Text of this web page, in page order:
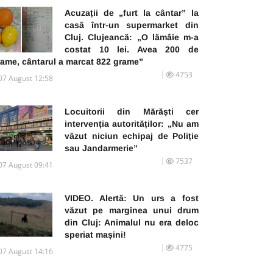
Acuzații de „furt la cântar” la
casă într-un supermarket din
Cluj. Clujeancă: „O lămâie m-a
costat 10 lei. Avea 200 de
cântarul a marcat 822 grame”
August 12:58 4753
Locuitorii din Mărăști cer
intervenția autorităților: „Nu am
văzut niciun echipaj de Poliție
sau Jandarmerie”
August 09:41 7537
VIDEO. Alertă: Un urs a fost
văzut pe marginea unui drum
din Cluj: Animalul nu era deloc
speriat mașini!
August 14:16 4775